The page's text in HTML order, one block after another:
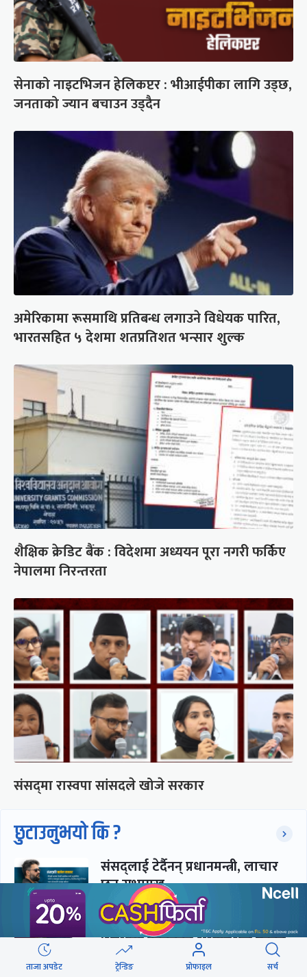
सेनाको नाइटभिजन हेलिकप्टर : भीआईपीका लागि उड्छ,
जनताको ज्यान बचाउन उड्दैन
अमेरिकामा रूसमाथि प्रतिबन्ध लगाउने विधेयक पारित,
भारतसहित ५ देशमा शतप्रतिशत भन्सार शुल्क
शैक्षिक क्रेडिट बैंक : विदेशमा अध्ययन पूरा नगरी फर्किए
नेपालमा निरन्तरता
संसद्‍मा रास्वपा सांसदले खोजे सरकार
छुटाउनुभयो कि ?
संसद्लाई टेर्दैनन् प्रधानमन्त्री, लाचार
छन् सभामुख
‘अस्थायी प्रकृतिको अध्यादेशले ऐनको
व्यवस्था विस्थापित गर्न सक्दैन’
ताजा अपडेट ट्रेन्डिङ प्रोफाइल सर्च